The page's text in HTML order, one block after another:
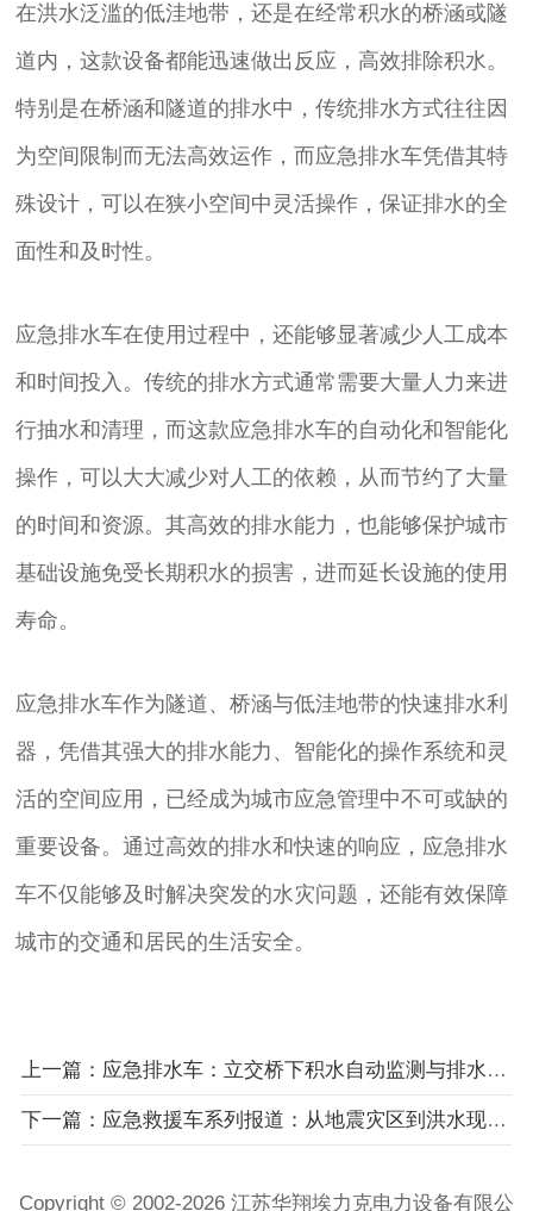
在洪水泛滥的低洼地带，还是在经常积水的桥涵或隧
道内，这款设备都能迅速做出反应，高效排除积水。
特别是在桥涵和隧道的排水中，传统排水方式往往因
为空间限制而无法高效运作，而应急排水车凭借其特
殊设计，可以在狭小空间中灵活操作，保证排水的全
面性和及时性。
应急排水车在使用过程中，还能够显著减少人工成本
和时间投入。传统的排水方式通常需要大量人力来进
行抽水和清理，而这款应急排水车的自动化和智能化
操作，可以大大减少对人工的依赖，从而节约了大量
的时间和资源。其高效的排水能力，也能够保护城市
基础设施免受长期积水的损害，进而延长设施的使用
寿命。
应急排水车作为隧道、桥涵与低洼地带的快速排水利
器，凭借其强大的排水能力、智能化的操作系统和灵
活的空间应用，已经成为城市应急管理中不可或缺的
重要设备。通过高效的排水和快速的响应，应急排水
车不仅能够及时解决突发的水灾问题，还能有效保障
城市的交通和居民的生活安全。
上一篇：应急排水车：立交桥下积水自动监测与排水联动系统
下一篇：应急救援车系列报道：从地震灾区到洪水现场的多场景应用
Copyright © 2002-2026 江苏华翔埃力克电力设备有限公